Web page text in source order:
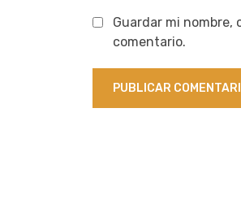
Guardar mi nombre,
comentario.